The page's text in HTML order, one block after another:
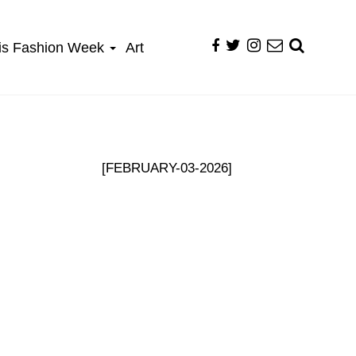
Fashion Week Art
[FEBRUARY-03-2026]